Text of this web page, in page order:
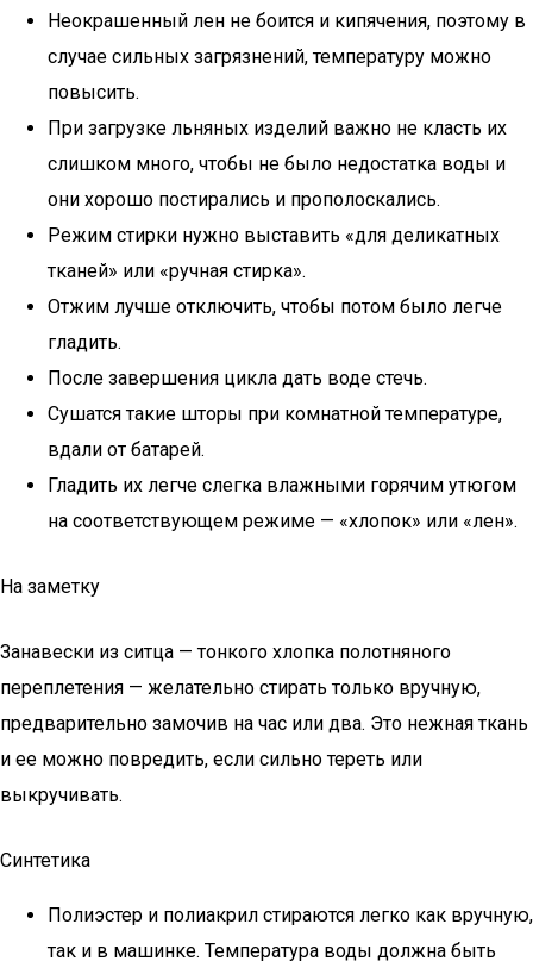
Неокрашенный лен не боится и кипячения, поэтому в
случае сильных загрязнений, температуру можно
повысить.
При загрузке льняных изделий важно не класть их
слишком много, чтобы не было недостатка воды и
они хорошо постирались и прополоскались.
Режим стирки нужно выставить «для деликатных
тканей» или «ручная стирка».
Отжим лучше отключить, чтобы потом было легче
гладить.
После завершения цикла дать воде стечь.
Сушатся такие шторы при комнатной температуре,
вдали от батарей.
Гладить их легче слегка влажными горячим утюгом
на соответствующем режиме — «хлопок» или «лен».
На заметку
Занавески из ситца — тонкого хлопка полотняного
переплетения — желательно стирать только вручную,
предварительно замочив на час или два. Это нежная ткань
и ее можно повредить, если сильно тереть или
выкручивать.
Синтетика
Полиэстер и полиакрил стираются легко как вручную,
так и в машинке. Температура воды должна быть